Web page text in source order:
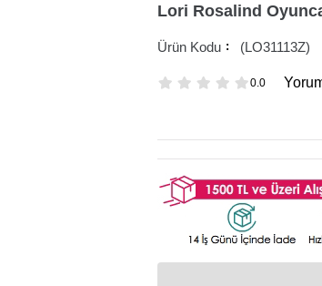
Lori Rosalind
(LO31113Z)
0.0